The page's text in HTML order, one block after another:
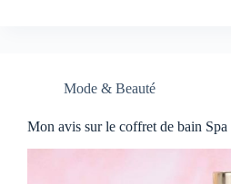
Mode & Beauté
Mon avis sur le coffret de bain